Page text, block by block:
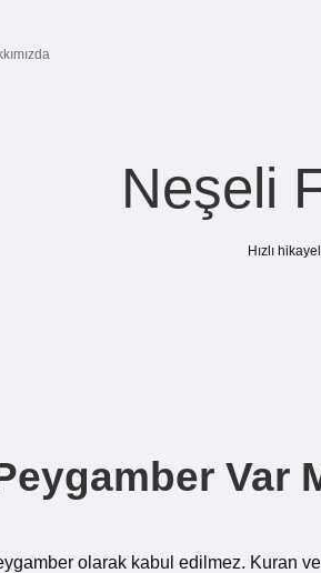
Neşeli
Hızlı
Var
olarak kabul edilmez. Kuran